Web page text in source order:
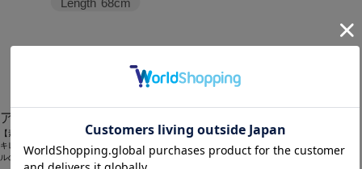
Length 68cm
1
アイテム説明
【素材】
キレイな表面感と薄手で肌触りの良さが特徴の綿の天竺素材に「パーキー」が入り込んだオリジナ
ルのドット柄をプリントしたカットソー。